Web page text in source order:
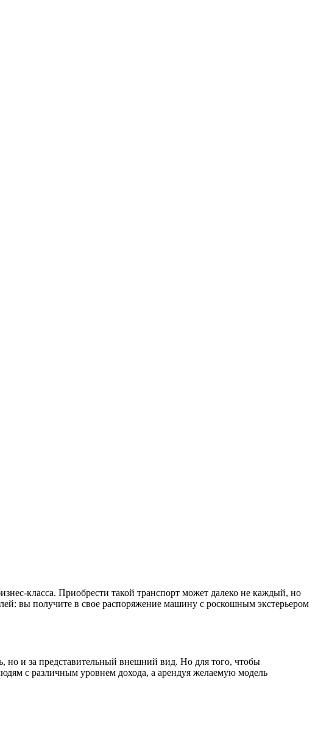
класса. Приобрести такой транспорт может далеко не каждый, но
вы получите в свое распоряжение машину с роскошным экстерьером
но и за представительный внешний вид. Но для того, чтобы
с различным уровнем дохода, а арендуя желаемую модель